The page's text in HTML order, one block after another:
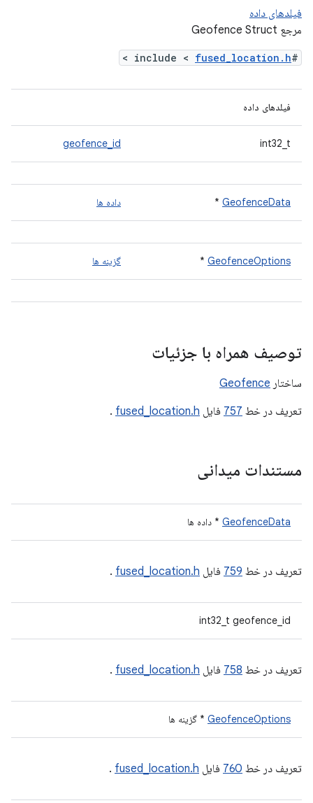
فیلدهای داده
مرجع Geofence Struct
#include <
fused_location.h
>
فیلدهای داده
int32_t
geofence_id
GeofenceData
* داده ها
GeofenceOptions
* گزینه ها
توصیف همراه با جزئیات
ساختار Geofence
تعریف در خط 757 فایل fused_location.h
.
مستندات میدانی
GeofenceData * داده ها
تعریف در خط 759 فایل fused_location.h
.
int32_t geofence_id
تعریف در خط 758 فایل fused_location.h
.
GeofenceOptions * گزینه ها
تعریف در خط 760 فایل fused_location.h
.